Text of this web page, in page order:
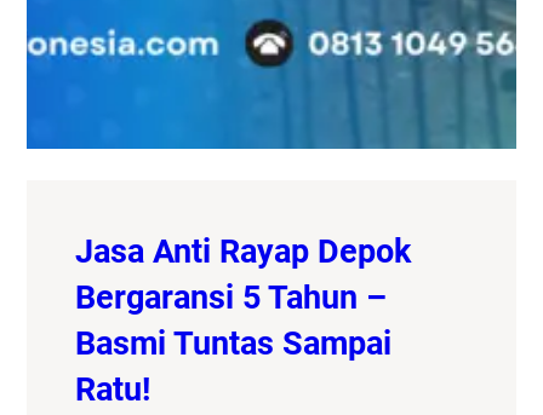
Jasa Anti Rayap Depok
Bergaransi 5 Tahun –
Basmi Tuntas Sampai
Ratu!